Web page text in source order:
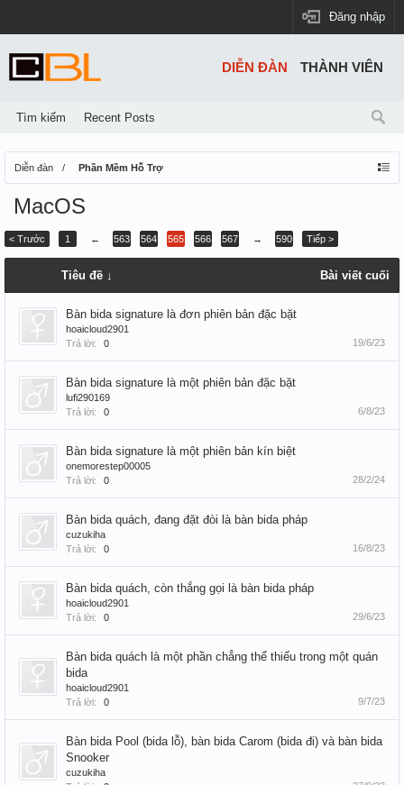
Đăng nhập
Diễn đàn Phần Mềm Hỗ Trợ
MacOS
< Trước 1 ← 563 564 565 566 567 → 590 Tiếp >
Tiêu đề ↓ Bài viết cuối
Bàn bida signature là đơn phiên bản đặc bặt
hoaicloud2901
Trả lời:
0 19/6/23
Bàn bida signature là một phiên bản đặc bặt
lufi290169
Trả lời:
0 6/8/23
Bàn bida signature là một phiên bản kín biệt
onemorestep00005
Trả lời:
0 28/2/24
Bàn bida quách, đang đặt đòi là bàn bida pháp
cuzukiha
Trả lời:
0 16/8/23
Bàn bida quách, còn thắng gọi là bàn bida pháp
hoaicloud2901
Trả lời:
0 29/6/23
Bàn bida quách là một phần chẳng thể thiếu trong một quán
bida
hoaicloud2901
Trả lời:
0 9/7/23
Bàn bida Pool (bida lỗ), bàn bida Carom (bida đi) và bàn bida
Snooker
cuzukiha
DIỄN ĐÀN
Tìm kiếm Recent Posts
THÀNH VIÊN